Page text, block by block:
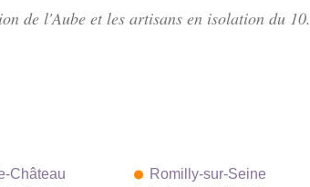
de l'Aube et les artisans en isolation du 10.
Château
Romilly-sur-Seine